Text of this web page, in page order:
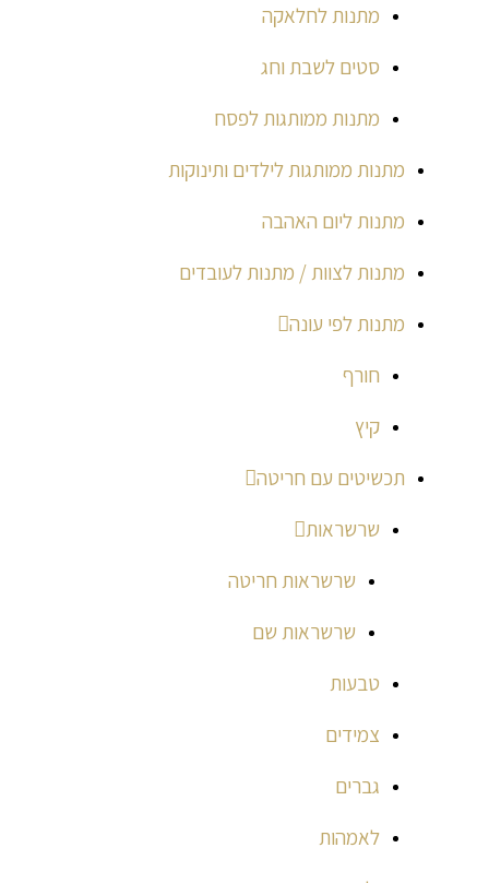
מתנות לחלאקה
סטים לשבת וחג
מתנות ממותגות לפסח
מתנות ממותגות לילדים ותינוקות
מתנות ליום האהבה
מתנות לצוות / מתנות לעובדים
מתנות לפי עונה
חורף
קיץ
תכשיטים עם חריטה
שרשראות
שרשראות חריטה
שרשראות שם
טבעות
צמידים
גברים
לאמהות